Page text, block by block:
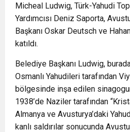
Micheal Ludwig, Türk-Yahudi
Yardımcısı Deniz Saporta,
Başkanı Oskar Deutsch ve
katıldı.
Belediye Başkanı Ludwig,
Osmanlı Yahudileri tarafından
bölgesinde inşa edilen
1938’de Naziler tarafından
Almanya ve Avusturya’daki
kanlı saldırılar sonucunda